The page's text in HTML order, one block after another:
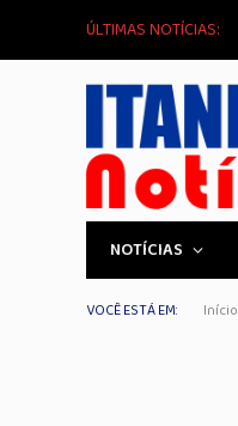
ÚLTIMAS NOTÍCIAS:
NOTÍCIAS
VOCÊ ESTÁ EM: Início